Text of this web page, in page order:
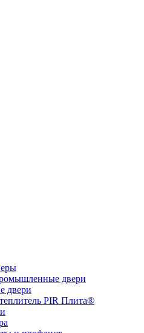
двери
двери
PIR Плита®